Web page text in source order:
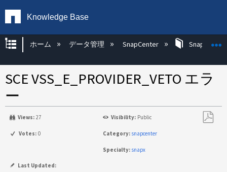
Knowledge Base
グローバル階層を展開/折りたたむ
ホーム データ管理 SnapCenter SnapCenter
SCE VSS_E_PROVIDER_VETO エラ
ー
Views: 27 Visibility: Public
Votes: 0 Category: snapcenter
Specialty: snapx
Last Updated: